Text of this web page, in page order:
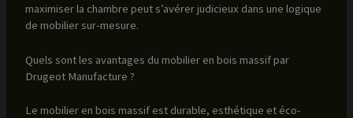
maximiser la chambre peut s’avérer judicieux dans une logique
de mobilier sur-mesure.
Quels sont les avantages du mobilier en bois massif par
Drugeot Manufacture ?
Le mobilier en bois massif est durable, esthétique et éco-